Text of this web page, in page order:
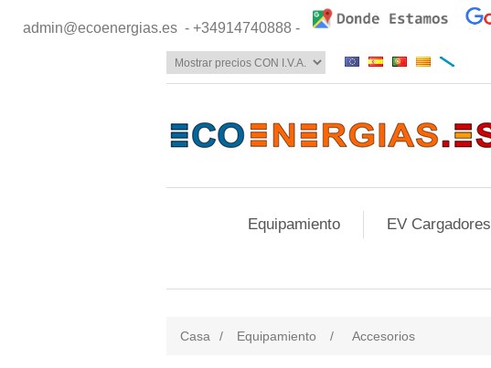
admin@ecoenergias.es - +34914740888 -
Equipamiento EV Cargadores
Casa / Equipamiento / Accesorios